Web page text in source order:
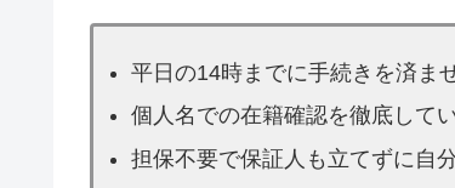
平日の14時までに手続きを済ま
個人名での在籍確認を徹底して
担保不要で保証人も立てずに自